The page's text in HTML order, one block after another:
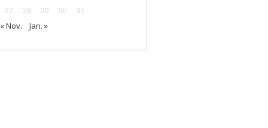
27
28 29 30 31
« Nov. Jan. »